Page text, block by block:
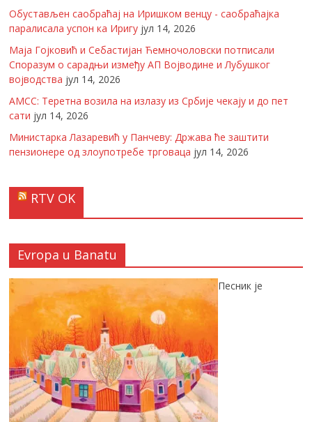
Обустављен саобраћај на Иришком венцу - саобраћајка
паралисала успон ка Иригу јул 14, 2026
Маја Гојковић и Себастијан Ћемночоловски потписали
Споразум о сарадњи између АП Војводине и Лубушког
војводства јул 14, 2026
АМСС: Теретна возила на излазу из Србије чекају и до пет
сати јул 14, 2026
Министарка Лазаревић у Панчеву: Држава ће заштити
пензионере од злоупотребе трговаца јул 14, 2026
RTV OK
Evropa u Banatu
Песник је